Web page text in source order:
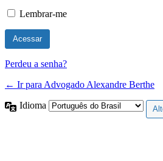
Lembrar-me
Perdeu a senha?
← Ir para Advogado Alexandre Berthe
Idioma